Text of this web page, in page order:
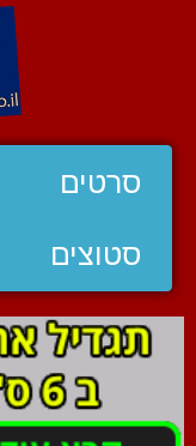
סרטים
סטוצים